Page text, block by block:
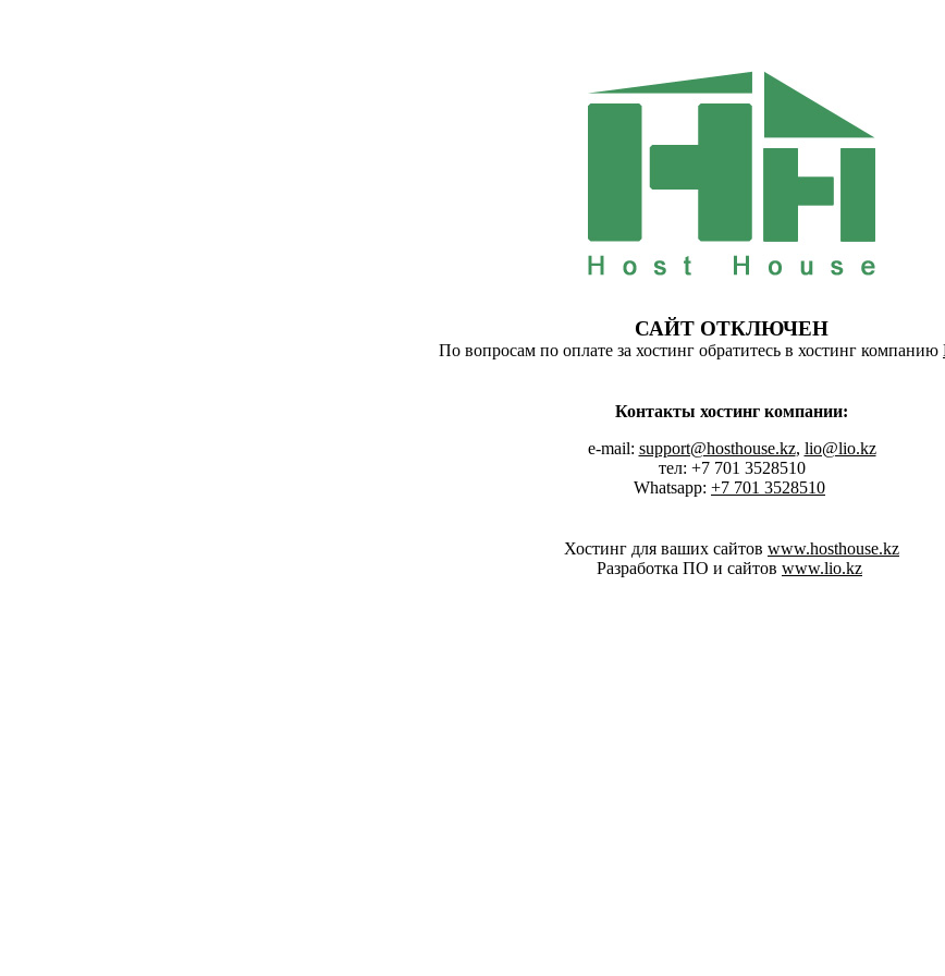
САЙТ ОТКЛЮЧЕН
По вопросам по оплате за хостинг обратитесь в хостинг компанию
Контакты хостинг компании:
e-mail: support@hosthouse.kz, lio@lio.kz
тел: +7 701 3528510
Whatsapp: +7 701 3528510
Хостинг для ваших сайтов www.hosthouse.kz
Разработка ПО и сайтов www.lio.kz